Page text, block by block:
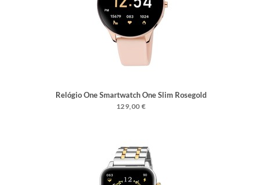
Relógio One Smartwatch One Slim Rosegold
Silicone
129,00 €